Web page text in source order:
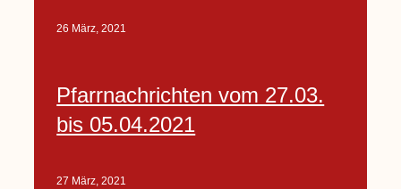
26 März, 2021
Pfarrnachrichten vom 27.03.
bis 05.04.2021
27 März, 2021